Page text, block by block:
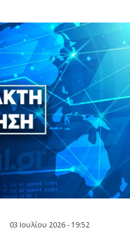
03 Ιουλίου 2026 - 19:52